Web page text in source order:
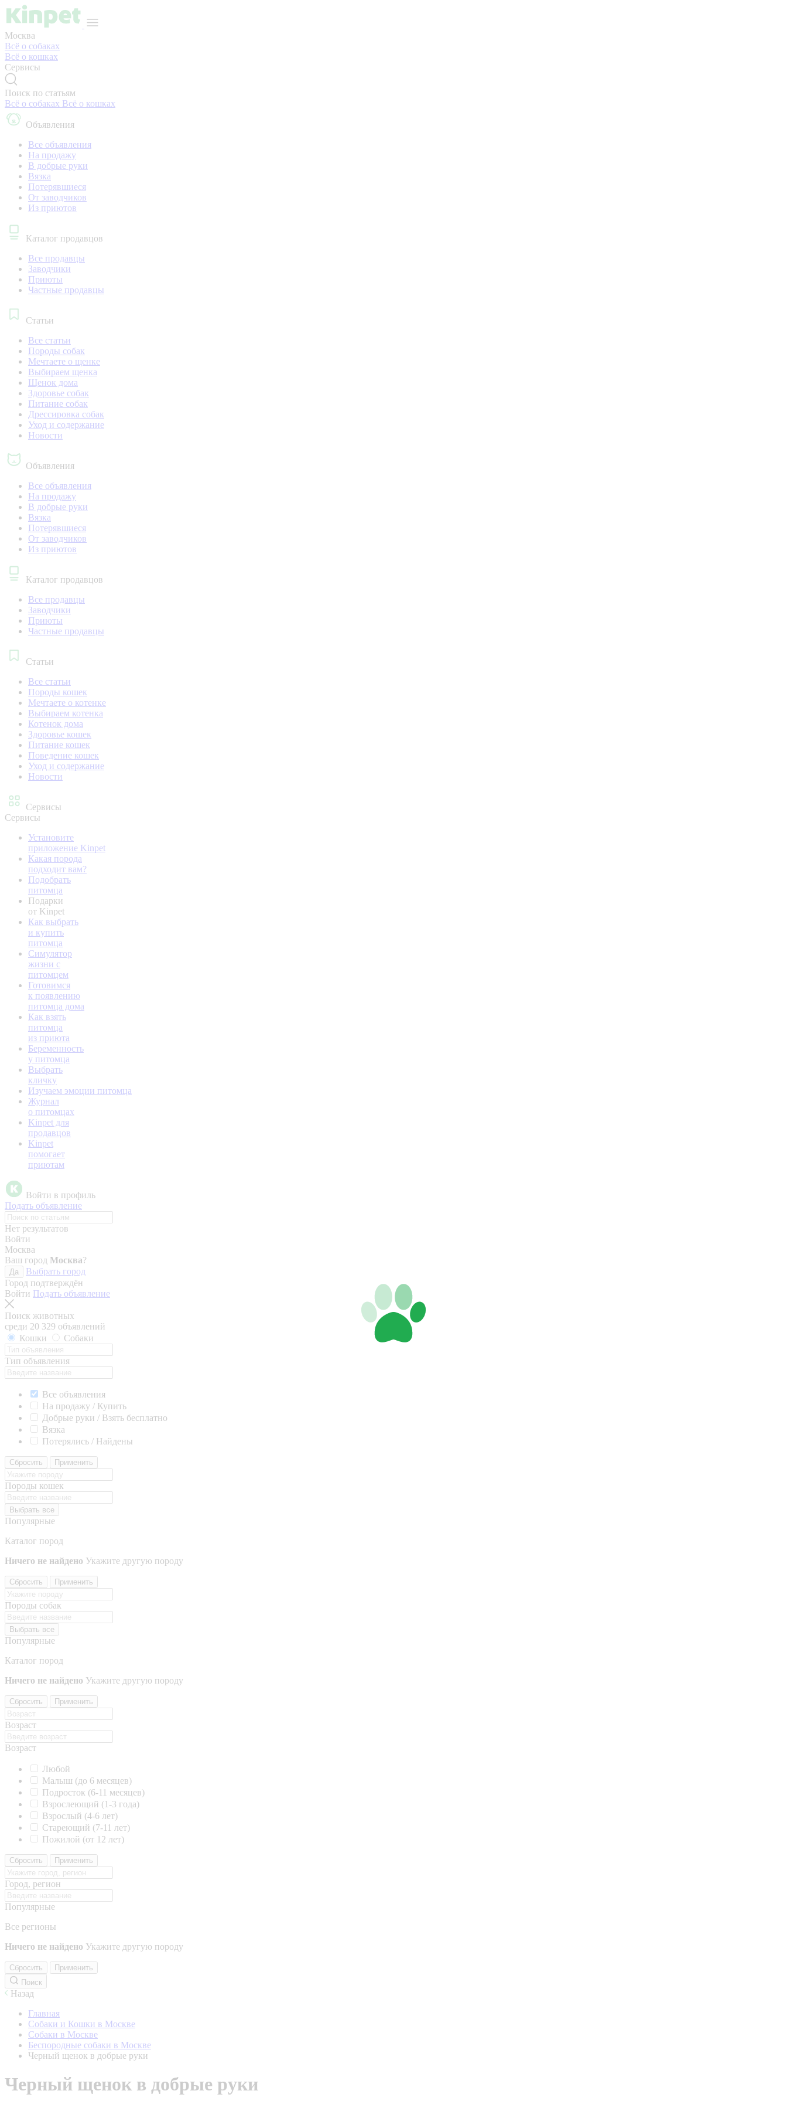
Москва
Всё о собаках
Всё о кошках
Сервисы
Поиск по статьям
Всё о собаках Всё о кошках
Объявления
Все объявления
На продажу
В добрые руки
Вязка
Потерявшиеся
От заводчиков
Из приютов
Каталог продавцов
Все продавцы
Заводчики
Приюты
Частные продавцы
Статьи
Все статьи
Породы собак
Мечтаете о щенке
Выбираем щенка
Щенок дома
Здоровье собак
Питание собак
Дрессировка собак
Уход и содержание
Новости
Объявления
Все объявления
На продажу
В добрые руки
Вязка
Потерявшиеся
От заводчиков
Из приютов
Каталог продавцов
Все продавцы
Заводчики
Приюты
Частные продавцы
Статьи
Все статьи
Породы кошек
Мечтаете о котенке
Выбираем котенка
Котенок дома
Здоровье кошек
Питание кошек
Поведение кошек
Уход и содержание
Новости
Сервисы
Сервисы
Установите
приложение Kinpet
Какая порода
подходит вам?
Подобрать
питомца
Подарки
от Kinpet
Как выбрать
и купить
питомца
Симулятор
жизни с
питомцем
Готовимся
к появлению
питомца дома
Как взять
питомца
из приюта
Беременность
у питомца
Выбрать
кличку
Изучаем эмоции питомца
Журнал
о питомцах
Kinpet для
продавцов
Kinpet
помогает
приютам
Войти в профиль
Подать объявление
Нет результатов
Войти
Москва
Ваш город Москва?
Да
Выбрать город
Город подтверждён
Войти Подать объявление
Поиск животных
среди 20 329 объявлений
Кошки
Собаки
Тип объявления
Все объявления
На продажу / Купить
Добрые руки / Взять бесплатно
Вязка
Потерялись / Найдены
Сбросить Применить
Породы кошек
Выбрать все
Популярные
Каталог пород
Ничего не найдено Укажите другую породу
Сбросить Применить
Породы собак
Выбрать все
Популярные
Каталог пород
Ничего не найдено Укажите другую породу
Сбросить Применить
Возраст
Возраст
Любой
Малыш (до 6 месяцев)
Подросток (6-11 месяцев)
Взрослеющий (1-3 года)
Взрослый (4-6 лет)
Стареющий (7-11 лет)
Пожилой (от 12 лет)
Сбросить Применить
Город, регион
Популярные
Все регионы
Ничего не найдено Укажите другую породу
Сбросить
Применить
Поиск
Назад
Главная
Собаки и Кошки в Москве
Собаки в Москве
Беспородные собаки в Москве
Черный щенок в добрые руки
Черный щенок в добрые руки